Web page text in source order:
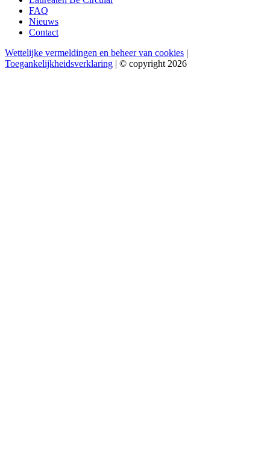
FAQ
Nieuws
Contact
Wettelijke vermeldingen en beheer van cookies |
Toegankelijkheidsverklaring | © copyright 2026